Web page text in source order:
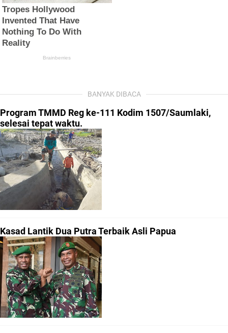
BANYAK DIBACA
Program TMMD Reg ke-111 Kodim 1507/Saumlaki,
selesai tepat waktu.
Kasad Lantik Dua Putra Terbaik Asli Papua